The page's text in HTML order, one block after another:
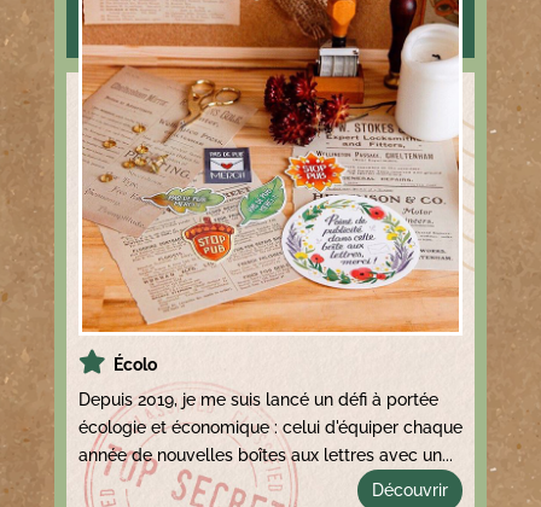
Écolo
Depuis 2019, je me suis lancé un défi à portée
écologie et économique : celui d'équiper chaque
année de nouvelles boîtes aux lettres avec un...
Découvrir